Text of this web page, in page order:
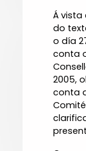
Á
do
o día
conta
2005,
conta